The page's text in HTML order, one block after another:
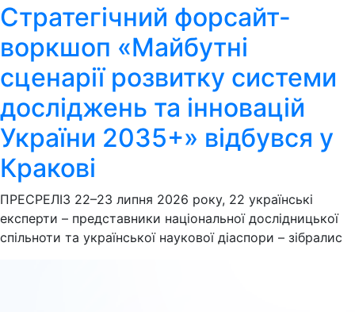
Стратегічний форсайт-
воркшоп «Майбутні
сценарії розвитку системи
досліджень та інновацій
України 2035+» відбувся у
Кракові
ПРЕСРЕЛІЗ 22–23 липня 2026 року, 22 українські
експерти – представники національної дослідницької
спільноти та української наукової діаспори – зібралис